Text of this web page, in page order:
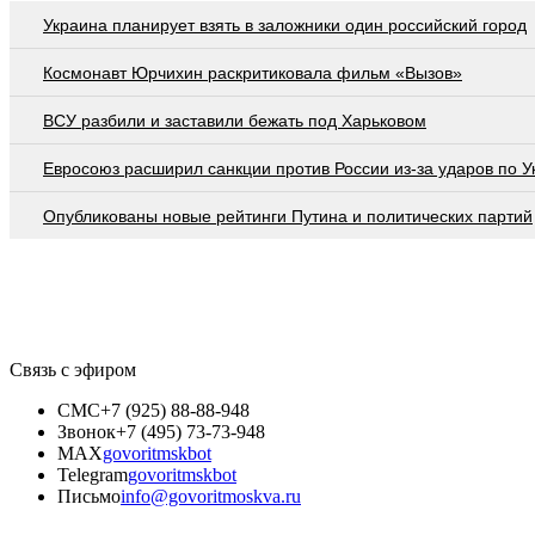
Украина планирует взять в заложники один российский город
Космонавт Юрчихин раскритиковала фильм «Вызов»
ВСУ разбили и заставили бежать под Харьковом
Евросоюз расширил санкции против России из-за ударов по
Опубликованы новые рейтинги Путина и политических партий
Связь с эфиром
СМС+7 (925) 88-88-948
Звонок+7 (495) 73-73-948
MAXgovoritmskbot
Telegramgovoritmskbot
Письмоinfo@govoritmoskva.ru